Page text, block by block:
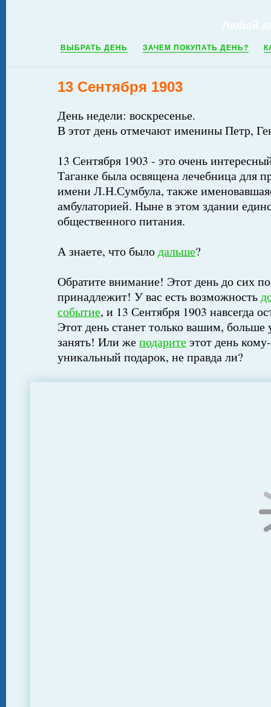
ВЫБРАТЬ ДЕНЬ ЗАЧЕМ ПОКУПАТЬ ДЕНЬ?
13 Сентября 1903
День недели: воскресенье.
В этот день отмечают именины Петр,
13 Сентября 1903 - это очень
Таганке была освящена лечебница для
имени Л.Н.Сумбула, также
амбулаторией. Ныне в этом здании
общественного питания.
А знаете, что былодальше?
Обратите внимание! Этот день до сих
принадлежит! У вас есть возможность
событие, и 13 Сентября 1903 навсегда
Этот день станет только вашим,
занять! Или жеподаритеэтот день
уникальный подарок, не правда ли?